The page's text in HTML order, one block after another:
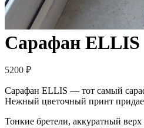
Сарафан ELLIS
5200 ₽
Сарафан ELLIS — тот самый
Нежный цветочный принт
Тонкие бретели, аккуратный